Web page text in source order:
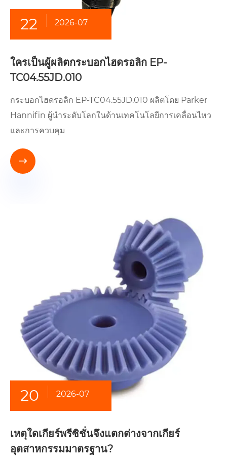
22 2026-07
ใครเป็นผู้ผลิตกระบอกไฮดรอลิก EP-
TC04.55JD.010
กระบอกไฮดรอลิก EP-TC04.55JD.010 ผลิตโดย Parker
Hannifin ผู้นำระดับโลกในด้านเทคโนโลยีการเคลื่อนไหว
และการควบคุม

20 2026-07
เหตุใดเกียร์พรีซิชั่นจึงแตกต่างจากเกียร์
อุตสาหกรรมมาตรฐาน?